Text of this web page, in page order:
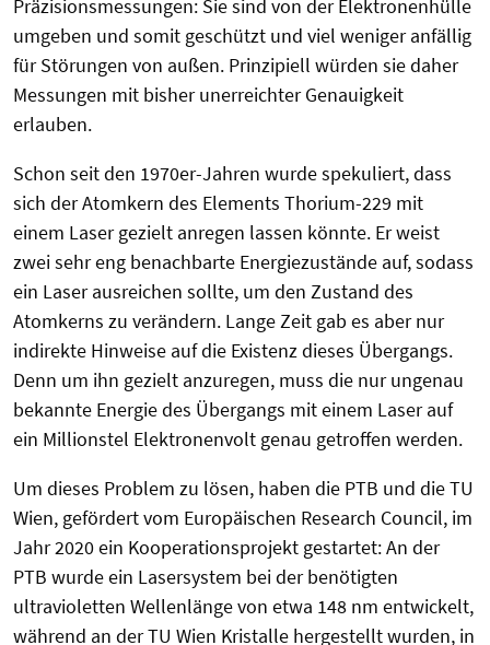
Präzisionsmessungen: Sie sind von der Elektronenhülle
umgeben und somit geschützt und viel weniger anfällig
für Störungen von außen. Prinzipiell würden sie daher
Messungen mit bisher unerreichter Genauigkeit
erlauben.
Schon seit den 1970er-Jahren wurde spekuliert, dass
sich der Atomkern des Elements Thorium-229 mit
einem Laser gezielt anregen lassen könnte. Er weist
zwei sehr eng benachbarte Energiezustände auf, sodass
ein Laser ausreichen sollte, um den Zustand des
Atomkerns zu verändern. Lange Zeit gab es aber nur
indirekte Hinweise auf die Existenz dieses Übergangs.
Denn um ihn gezielt anzuregen, muss die nur ungenau
bekannte Energie des Übergangs mit einem Laser auf
ein Millionstel Elektronenvolt genau getroffen werden.
Um dieses Problem zu lösen, haben die PTB und die TU
Wien, gefördert vom Europäischen Research Council, im
Jahr 2020 ein Kooperationsprojekt gestartet: An der
PTB wurde ein Lasersystem bei der benötigten
ultravioletten Wellenlänge von etwa 148 nm entwickelt,
während an der TU Wien Kristalle hergestellt wurden, in